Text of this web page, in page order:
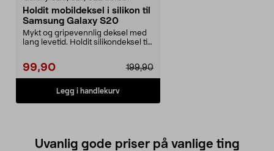
Holdit mobildeksel i silikon til
Samsung Galaxy S20
Mykt og gripevennlig deksel med
lang levetid. Holdit silikondeksel til
99,90 199,90
Legg i handlekurv
Uvanlig gode priser på vanlige ting